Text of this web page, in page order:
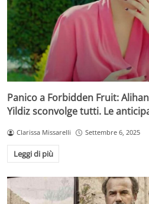
Panico a Forbidden Fruit:
Yildiz sconvolge tutti. Le
Clarissa Missarelli Settembre 6, 2025
Leggi di più